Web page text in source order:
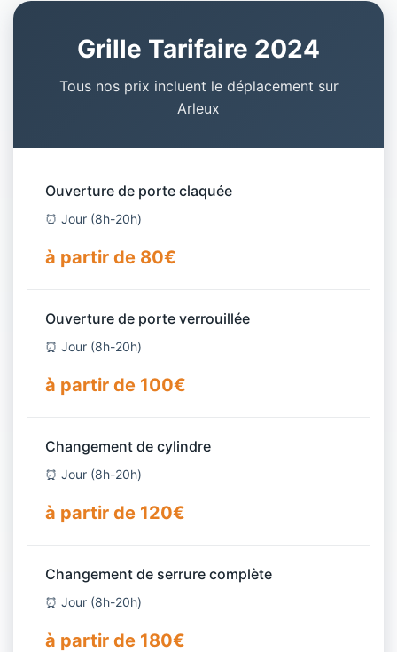
Grille Tarifaire 2024
Tous nos prix incluent le déplacement sur
Arleux
Ouverture de porte claquée
⏰ Jour (8h-20h)
à partir de 80€
Ouverture de porte verrouillée
⏰ Jour (8h-20h)
à partir de 100€
Changement de cylindre
⏰ Jour (8h-20h)
à partir de 120€
Changement de serrure complète
⏰ Jour (8h-20h)
à partir de 180€